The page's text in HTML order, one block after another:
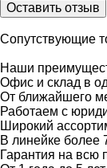
Оставить отзыв
Сопутствующие
Наши
Офис и склад в
От ближайшего
Работаем с
Широкий
В линейке более
Гарантия на всю